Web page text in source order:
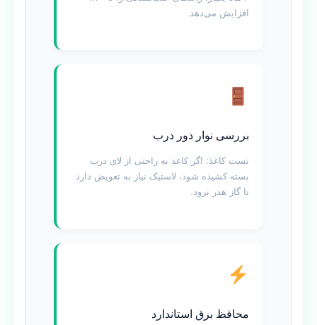
افزایش می‌دهد.
بررسی نوار دور درب
تست کاغذ: اگر کاغذ به راحتی از لای درب
بسته کشیده شود، لاستیک نیاز به تعویض دارد
تا گاز هدر نرود.
محافظ برق استاندارد